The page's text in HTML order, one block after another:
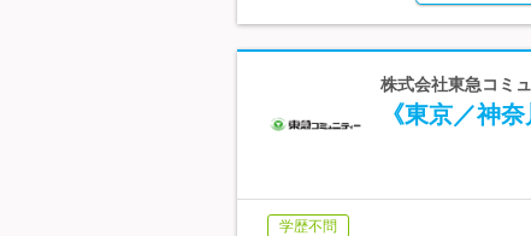
株式会社東急コミ
《東京／神
学歴不問